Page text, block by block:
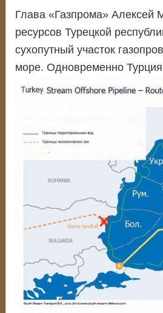
Глава «Газпрома» Алексей
ресурсов Турецкой
сухопутный участок
море. Одновременно Турция